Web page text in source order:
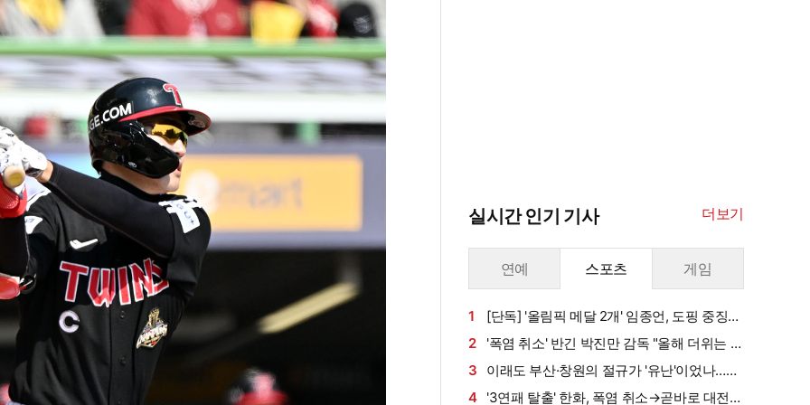
실시간 인기 기사 더보기
연예 스포츠 게임
1
[단독] '올림픽 메달 2개' 임종언, 도핑 중징계
받나…소재지정보 불이행 사유→1~2년 자격정
지 위기, "소명 중"
2
'폭염 취소' 반긴 박진만 감독 "올해 더위는 역
대급…경기 감각보다 지치는 게 더 문제" [대구
현장]
3
이래도 부산·창원의 절규가 '유난'이었나…수
도권까지 올라온 '살인더위'에 대처 빨랐다→사
4 '3연패 탈출' 한화, 폭염 취소→곧바로 대전